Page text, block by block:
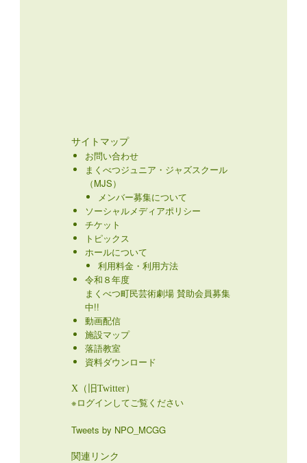
サイトマップ
お問い合わせ
まくべつジュニア・ジャズスクール
（MJS）
メンバー募集について
ソーシャルメディアポリシー
チケット
トピックス
ホールについて
利用料金・利用方法
令和８年度
まくべつ町民芸術劇場 賛助会員募集
中!!
動画配信
施設マップ
落語教室
資料ダウンロード
X（旧Twitter）
※ログインしてご覧ください
Tweets by NPO_MCGG
関連リンク